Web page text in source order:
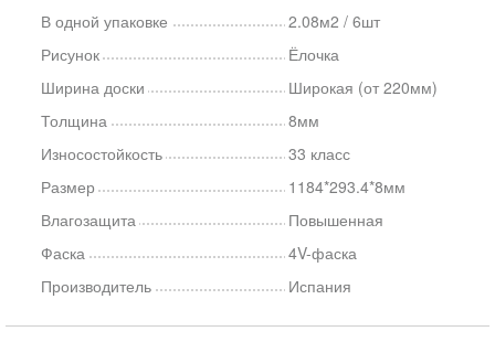
В одной упаковке
2.08м2 / 6шт
Рисунок
Ёлочка
Ширина доски
Широкая (от 220мм)
Толщина
8мм
Износостойкость
33 класс
Размер
1184*293.4*8мм
Влагозащита
Повышенная
Фаска
4V-фаска
Производитель
Испания